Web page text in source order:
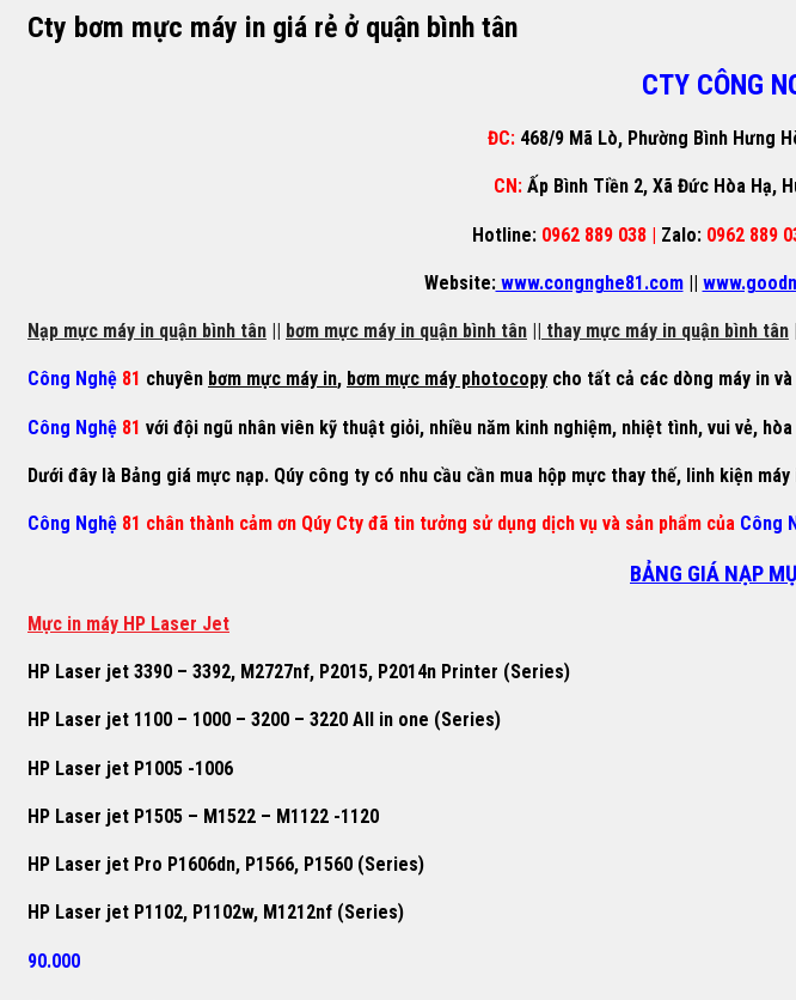
Cty bơm mực máy in giá rẻ ở quận bình tân
CTY CÔNG
ĐC: 468/9 Mã Lò, Phường Bình Hưng
CN: Ấp Bình Tiền 2, Xã Đức Hòa Hạ,
Hotline: 0962 889 038 | Zalo: 0962 889
Website:www.congnghe81.com ||
Nạp mực máy in quận bình tân bơm mực máy in quận bình tân thay mực máy in quận bình tân
Công Nghệ 81 chuyên bơm mực máy in, bơm mực máy photocopy cho tất cả các dòng máy in
Công Nghệ 81 với đội ngũ nhân viên kỹ thuật giỏi, nhiều năm kinh nghiệm, nhiệt tình, vui vẻ,
Dưới đây là Bảng giá mực nạp. Qúy công ty có nhu cầu cần mua hộp mực thay thế, linh kiện
Công Nghệ 81 chân thành cảm ơn Qúy Cty đã tin tưởng sử dụng dịch vụ và sản phẩm của Công
BẢNG GIÁ NẠP
Mực in máy HP Laser Jet
HP Laser jet 3390 – 3392, M2727nf, P2015, P2014n Printer (Series)
HP Laser jet 1100 – 1000 – 3200 – 3220 All in one (Series)
HP Laser jet P1005 -1006
HP Laser jet P1505 – M1522 – M1122 -1120
HP Laser jet Pro P1606dn, P1566, P1560 (Series)
HP Laser jet P1102, P1102w, M1212nf (Series)
90.000